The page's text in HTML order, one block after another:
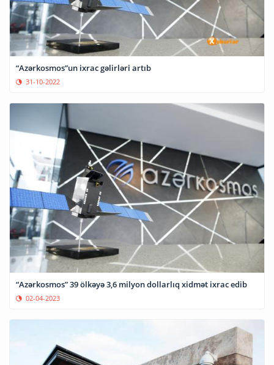
“Azərkosmos”un ixrac gəlirləri artıb
31-10-2022
“Azərkosmos” 39 ölkəyə 3,6 milyon dollarlıq xidmət ixrac edib
02-04-2023